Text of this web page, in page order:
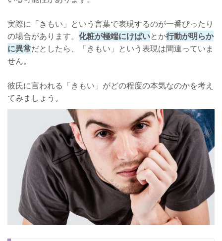
実際に「きもい」という言葉で表現するのが一番ぴったり
の場合があります。 化粧が極端にけばいとか行動が明らか
に異常だとしたら、「きもい」という表現は間違っていま
せん。
彼氏に言われる「きもい」がどの程度の本気なのかを考え
てみましょう。